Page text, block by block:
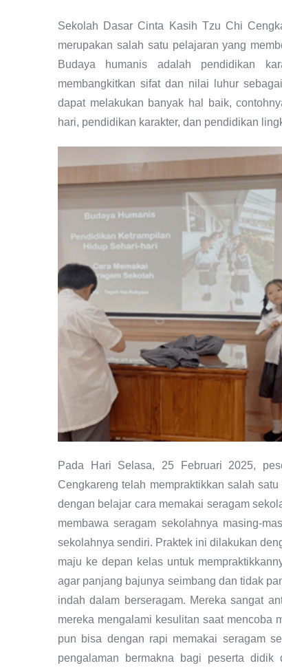
Sekolah Dasar Cinta Kasih Tzu Chi
merupakan salah satu pelajaran yang
Budaya humanis adalah pendidikan
membangkitkan sifat dan nilai luhur
dapat melakukan banyak hal baik,
hari, pendidikan karakter, dan pendidikan
Pada Hari Selasa, 25 Februari 2025,
Cengkareng telah mempraktikkan salah
dengan belajar cara memakai seragam
membawa seragam sekolahnya masing-
sekolahnya sendiri. Praktek ini dilakukan
maju ke depan kelas untuk
agar panjang bajunya seimbang dan tidak
indah dalam berseragam. Mereka sangat
mereka mengalami kesulitan saat mencoba
pun bisa dengan rapi memakai seragam
pengalaman bermakna bagi peserta